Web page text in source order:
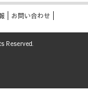
お問い合わせ
Reserved.